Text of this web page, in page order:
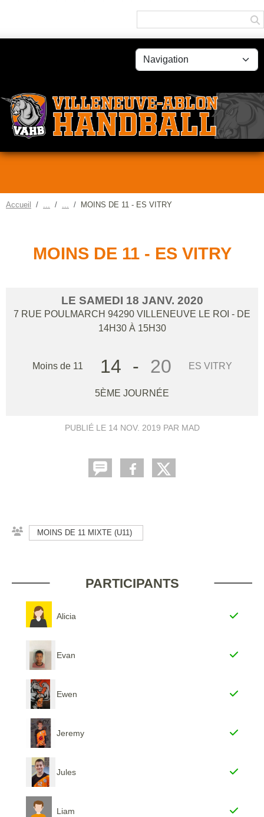
Accueil MOINS DE 11 - ES VITRY
MOINS DE 11 - ES VITRY
LE SAMEDI 18 JANV. 2020
7 RUE POULMARCH 94290 VILLENEUVE LE ROI - DE
14H30 À 15H30
Moins de 11 14 - 20 ES VITRY
5ÈME JOURNÉE
PUBLIÉ LE 14 NOV. 2019 PAR MAD
MOINS DE 11 MIXTE (U11)
PARTICIPANTS
Alicia
Evan
Ewen
Jeremy
Jules
Liam